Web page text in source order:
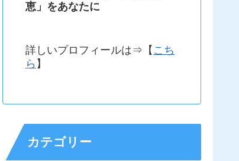
恵」をあなたに
詳しいプロフィールは⇒【 こち
ら 】
カテゴリー